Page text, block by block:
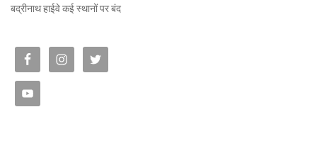
बद्रीनाथ हाईवे कई स्थानों पर बंद